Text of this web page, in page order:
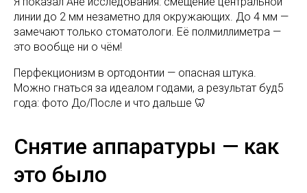
линии до 2 мм незаметно для окружающих. До 4 мм —
замечают только стоматологи. Её полмиллиметра —
это вообще ни о чём!
Перфекционизм в ортодонтии — опасная штука.
Можно гнаться за идеалом годами, а результат буд5
года: фото До/После и что дальше 🦷
Снятие аппаратуры — как
это было